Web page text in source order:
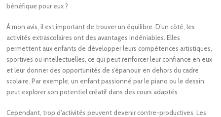
bénéfique pour eux ?
À mon avis, il est important de trouver un équilibre. D’un côté, les
activités extrascolaires ont des avantages indéniables. Elles
permettent aux enfants de développer leurs compétences artistiques,
sportives ou intellectuelles, ce qui peut renforcer leur confiance en eux
et leur donner des opportunités de s’épanouir en dehors du cadre
scolaire. Par exemple, un enfant passionné par le piano ou le dessin
peut explorer son potentiel créatif dans des cours adaptés.
Cependant, trop d’activités peuvent devenir contre-productives. Les